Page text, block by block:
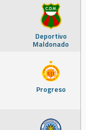
Deportivo
Maldonado
Progreso